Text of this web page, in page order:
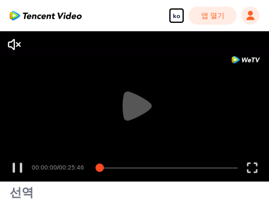
ko 앱 열기
00:00:00/00:25:46
선역